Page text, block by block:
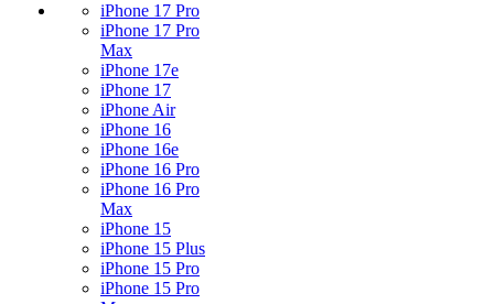
iPhone 17 Pro
iPhone 17 Pro
Max
iPhone 17e
iPhone 17
iPhone Air
iPhone 16
iPhone 16e
iPhone 16 Pro
iPhone 16 Pro
Max
iPhone 15
iPhone 15 Plus
iPhone 15 Pro
iPhone 15 Pro